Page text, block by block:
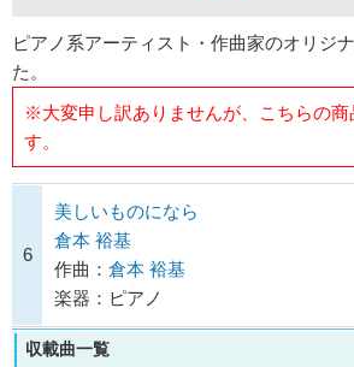
ピアノ系アーティスト・作曲家のオリジ
た。
※大変申し訳ありませんが、こちらの商
す。
6
美しいものになら
倉本 裕基
作曲： 倉本 裕基
楽器：ピアノ
収載曲一覧